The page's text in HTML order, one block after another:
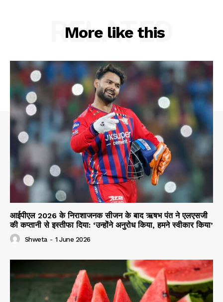
More like this
RELATED
आईपीएल 2026 के निराशाजनक सीजन के बाद ऋषभ पंत ने एलएसजी
की कप्तानी से इस्तीफा दिया: ‘उन्होंने अनुरोध किया, हमने स्वीकार किया’
Shweta - 1 June 2026